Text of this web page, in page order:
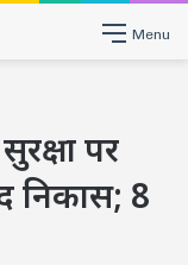
Menu
पर
निकास; 8